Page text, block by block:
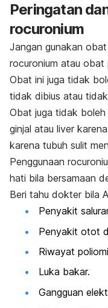
Peringatan
rocuronium
Jangan gunakan
rocuronium atau obat
Obat ini juga tidak
tidak dibius atau
Obat juga tidak boleh
ginjal atau liver
karena tubuh sulit
Penggunaan
hati bila bersamaan
Beri tahu dokter bila
Penyakit
Penyakit otot
Riwayat
Luka bakar.
Gangguan